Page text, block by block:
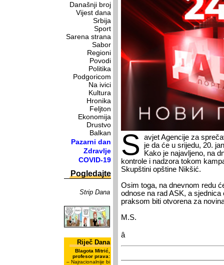
Današnji broj
Vijest dana
Srbija
Sport
Sarena strana
Sabor
Regioni
Povodi
Politika
Podgoricom
Na ivici
Kultura
Hronika
Feljton
Ekonomija
Drustvo
Balkan
Pazarni dan
Zdravlje
COVID-19
Pogledajte
Strip Dana
Riječ Dana
Blagota Mitrić,
profesor prava:
– Najracionalnije bi
S
avjet Agencije za
je da će u srijedu, 20.
Kako je najavljeno, na
kontrole i nadzora tokom
Skupštini opštine Nikšić.
Osim toga, na dnevnom redu
odnose na rad ASK, a
praksom biti otvorena za
M.S.
â